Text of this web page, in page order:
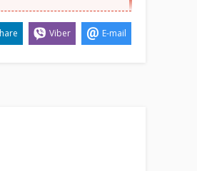
Viber E-mail